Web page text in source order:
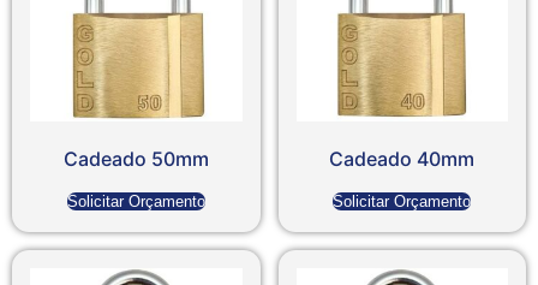
Cadeado 50mm
Solicitar Orçamento
Cadeado 40mm
Solicitar Orçamento